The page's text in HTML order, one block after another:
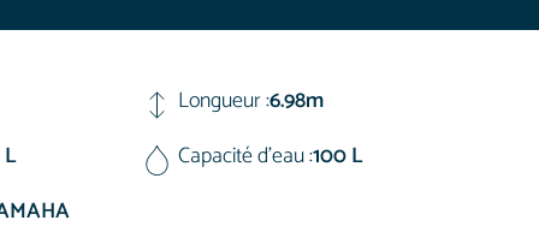
Longueur :6.98m
Capacité d'eau :100 L